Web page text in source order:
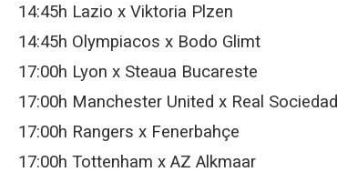
14:45h Lazio x Viktoria Plzen
14:45h Olympiacos x Bodo Glimt
17:00h Lyon x Steaua Bucareste
17:00h Manchester United x Real Sociedad
17:00h Rangers x Fenerbahçe
17:00h Tottenham x AZ Alkmaar